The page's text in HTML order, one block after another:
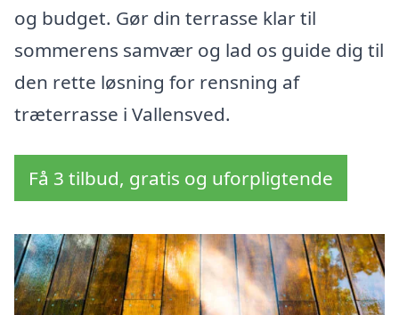
og budget. Gør din terrasse klar til
sommerens samvær og lad os guide dig til
den rette løsning for rensning af
træterrasse i Vallensved.
Få 3 tilbud, gratis og uforpligtende